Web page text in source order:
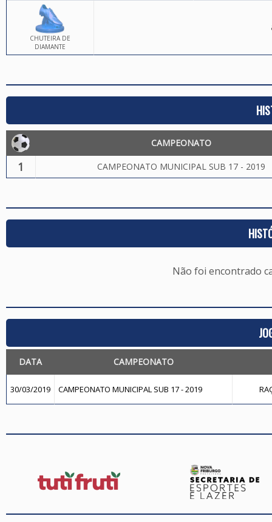
CHUTEIRA DE
DIAMANTE
CAMPEONATO
1 CAMPEONATO MUNICIPAL SUB 17 - 2019
Não foi encontrado
DATA CAMPEONATO
30/03/2019 CAMPEONATO MUNICIPAL SUB 17 - 2019